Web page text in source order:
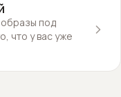
под
что у вас уже